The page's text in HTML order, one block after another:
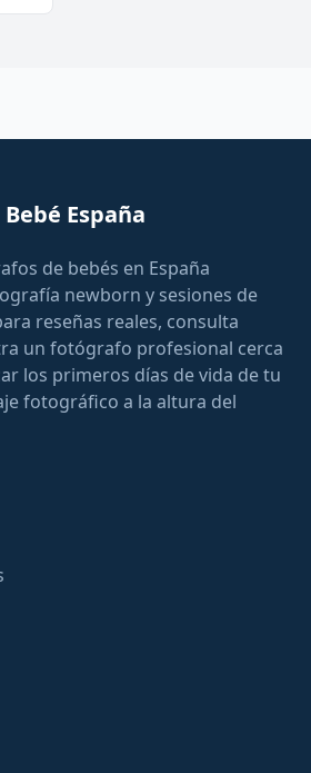
España
de bebés en España
newborn y sesiones de
reseñas reales, consulta
un fotógrafo profesional cerca
los primeros días de vida de tu
fotográfico a la altura del